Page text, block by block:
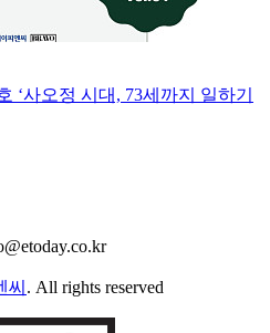
‘사오정 시대, 73세까지 일하기
씨 . All rights reserved